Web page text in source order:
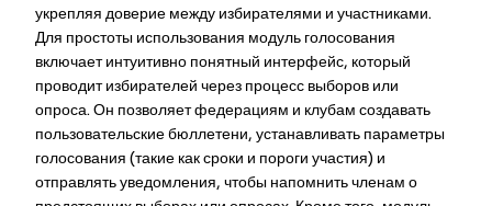
укрепляя доверие между избирателями и участниками.
Для простоты использования модуль голосования
включает интуитивно понятный интерфейс, который
проводит избирателей через процесс выборов или
опроса. Он позволяет федерациям и клубам создавать
пользовательские бюллетени, устанавливать параметры
голосования (такие как сроки и пороги участия) и
отправлять уведомления, чтобы напомнить членам о